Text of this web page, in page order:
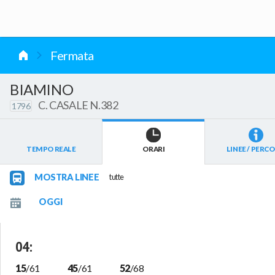
Fermata
BIAMINO
1796 C. CASALE N.382
TEMPO REALE ORARI LINEE /
MOSTRA LINEE tutte
04:
15/61 45/61 52/68